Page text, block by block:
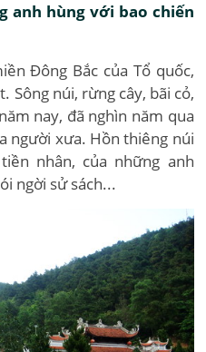
anh hùng với bao chiến
Đông Bắc của Tổ quốc,
Sông núi, rừng cây, bãi cỏ,
nay, đã nghìn năm qua
người xưa. Hồn thiêng núi
nhân, của những anh
ngời sử sách...